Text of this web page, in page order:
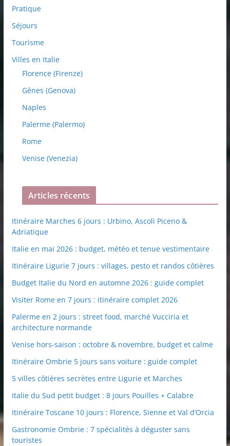
Pratique
Séjours
Tourisme
Villes en Italie
Florence (Firenze)
Gênes (Genova)
Naples
Palerme (Palermo)
Rome
Venise (Venezia)
Articles récents
Itinéraire Marches 6 jours : Urbino, Ascoli Piceno &
Adriatique
Italie en mai 2026 : budget, météo et tenue vestimentaire
Itinéraire Ligurie 7 jours : villages, pesto et randos côtières
Budget Italie du Nord en automne 2026 : guide complet
Visiter Rome en 7 jours : itinéraire complet 2026
Palerme en 2 jours : street food, marché Vucciria et
architecture normande
Venise hors-saison : octobre & novembre, budget et calme
Itinéraire Ombrie 5 jours sans voiture : guide complet
5 villes côtières secrètes entre Ligurie et Marches
Italie du Sud petit budget : 8 jours Pouilles + Calabre
Itinéraire Toscane 10 jours : Florence, Sienne et Val d’Orcia
Gastronomie Ombrie : 7 spécialités à déguster sans
touristes